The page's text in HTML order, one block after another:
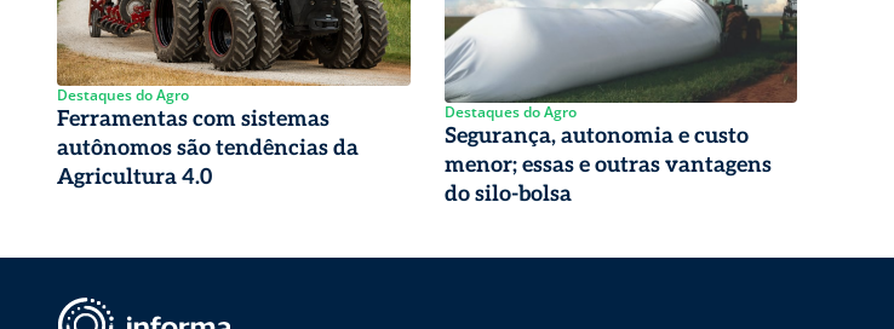
Destaques do Agro
Ferramentas com sistemas
autônomos são tendências da
Agricultura 4.0
Destaques do Agro
Segurança, autonomia e custo
menor; essas e outras vantagens
do silo-bolsa